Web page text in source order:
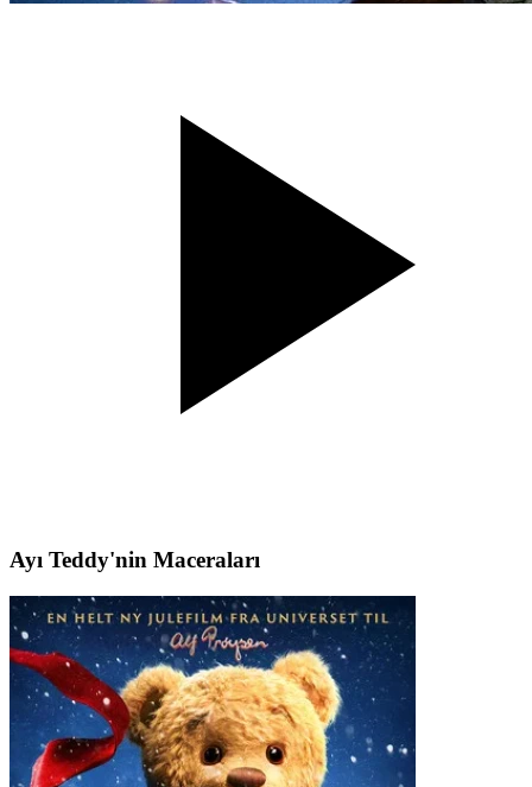
Ayı Teddy'nin Maceraları